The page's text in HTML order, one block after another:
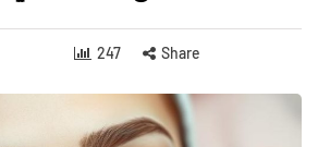
247 Share